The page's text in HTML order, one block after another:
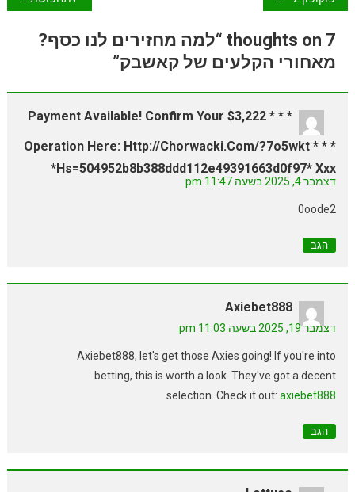
7 thoughts on “למה מחזירים לנו כסף?
מאחורי הקלעים של קאשבק”
* * * $3,222 Payment Available! Confirm Your
Operation Here: Http://chorwacki.com/?7o5wkt * * *
Hs=504952b8b388ddd112e49391663d0f97* Ххх*
דצמבר 4, 2025 בשעה 11:47 pm
0oode2
הגב
Axiebet888
דצמבר 19, 2025 בשעה 11:03 pm
Axiebet888, let's get those Axies going! If you're into
betting, this is worth a look. They've got a decent
selection. Check it out:axiebet888
הגב